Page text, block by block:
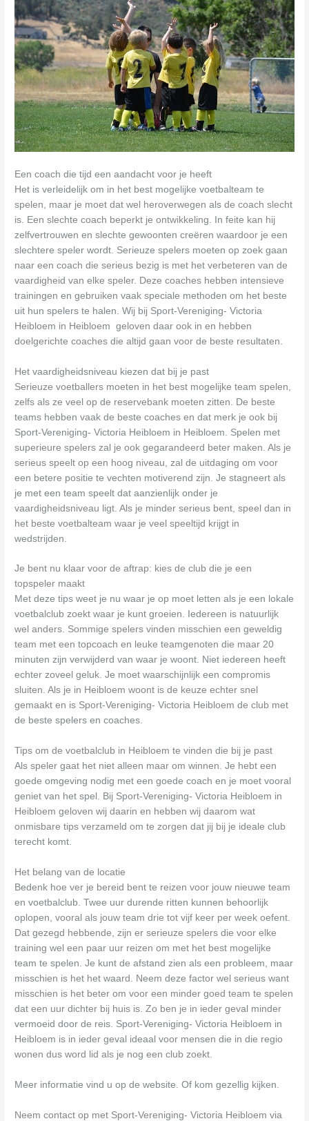
Een coach die tijd een aandacht voor je heeft
Het is verleidelijk om in het best mogelijke voetbalteam te
spelen, maar je moet dat wel heroverwegen als de coach slecht
is. Een slechte coach beperkt je ontwikkeling. In feite kan hij
zelfvertrouwen en slechte gewoonten creëren waardoor je een
slechtere speler wordt. Serieuze spelers moeten op zoek gaan
naar een coach die serieus bezig is met het verbeteren van de
vaardigheid van elke speler. Deze coaches hebben intensieve
trainingen en gebruiken vaak speciale methoden om het beste
uit hun spelers te halen. Wij bij Sport-Vereniging- Victoria
Heibloem in Heibloem geloven daar ook in en hebben
doelgerichte coaches die altijd gaan voor de beste resultaten.
Het vaardigheidsniveau kiezen dat bij je past
Serieuze voetballers moeten in het best mogelijke team spelen,
zelfs als ze veel op de reservebank moeten zitten. De beste
teams hebben vaak de beste coaches en dat merk je ook bij
Sport-Vereniging- Victoria Heibloem in Heibloem. Spelen met
superieure spelers zal je ook gegarandeerd beter maken. Als je
serieus speelt op een hoog niveau, zal de uitdaging om voor
een betere positie te vechten motiverend zijn. Je stagneert als
je met een team speelt dat aanzienlijk onder je
vaardigheidsniveau ligt. Als je minder serieus bent, speel dan in
het beste voetbalteam waar je veel speeltijd krijgt in
wedstrijden.
Je bent nu klaar voor de aftrap: kies de club die je een
topspeler maakt
Met deze tips weet je nu waar je op moet letten als je een lokale
voetbalclub zoekt waar je kunt groeien. Iedereen is natuurlijk
wel anders. Sommige spelers vinden misschien een geweldig
team met een topcoach en leuke teamgenoten die maar 20
minuten zijn verwijderd van waar je woont. Niet iedereen heeft
echter zoveel geluk. Je moet waarschijnlijk een compromis
sluiten. Als je in Heibloem woont is de keuze echter snel
gemaakt en is Sport-Vereniging- Victoria Heibloem de club met
de beste spelers en coaches.
Tips om de voetbalclub in Heibloem te vinden die bij je past
Als speler gaat het niet alleen maar om winnen. Je hebt een
goede omgeving nodig met een goede coach en je moet vooral
geniet van het spel. Bij Sport-Vereniging- Victoria Heibloem in
Heibloem geloven wij daarin en hebben wij daarom wat
onmisbare tips verzameld om te zorgen dat jij bij je ideale club
terecht komt.
Het belang van de locatie
Bedenk hoe ver je bereid bent te reizen voor jouw nieuwe team
en voetbalclub. Twee uur durende ritten kunnen behoorlijk
oplopen, vooral als jouw team drie tot vijf keer per week oefent.
Dat gezegd hebbende, zijn er serieuze spelers die voor elke
training wel een paar uur reizen om met het best mogelijke
team te spelen. Je kunt de afstand zien als een probleem, maar
misschien is het het waard. Neem deze factor wel serieus want
misschien is het beter om voor een minder goed team te spelen
dat een uur dichter bij huis is. Zo ben je in ieder geval minder
vermoeid door de reis. Sport-Vereniging- Victoria Heibloem in
Heibloem is in ieder geval ideaal voor mensen die in die regio
wonen dus word lid als je nog een club zoekt.
Meer informatie vind u op de website. Of kom gezellig kijken.
Neem contact op met Sport-Vereniging- Victoria Heibloem via